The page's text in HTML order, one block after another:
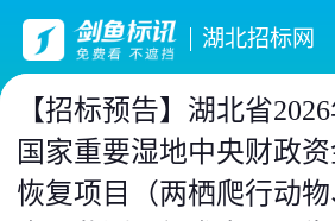
湖北招标网
【招标预告】湖北省
国家重要湿地中央财政
恢复项目（两栖爬行动